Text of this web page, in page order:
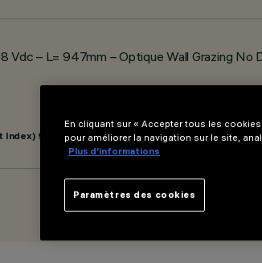
Vdc – L= 947mm – Optique Wall Grazing No
97
En cliquant sur « Accepter tous les
pour améliorer la navigation sur le site,
Plus d’informations
Paramètres des cookies